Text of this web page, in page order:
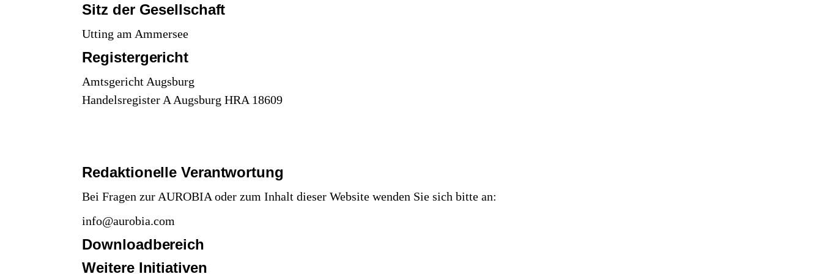
Sitz der Gesellschaft
Utting am Ammersee
Registergericht
Amtsgericht Augsburg
Handelsregister A Augsburg HRA 18609
Redaktionelle Verantwortung
Bei Fragen zur AUROBIA oder zum Inhalt dieser Website wenden Sie sich bitte an:
info@aurobia.com
Downloadbereich
Weitere Initiativen